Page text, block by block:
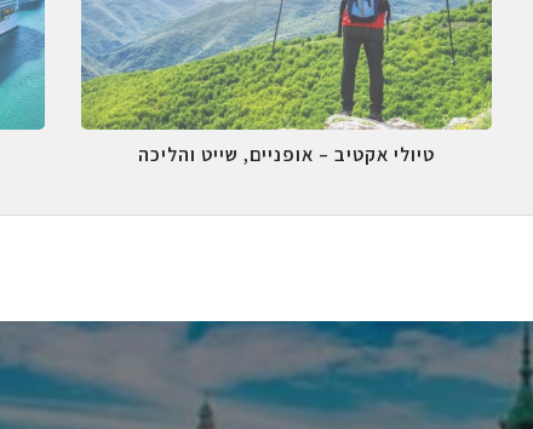
טיולי אקטיב – אופניים, שייט והליכה